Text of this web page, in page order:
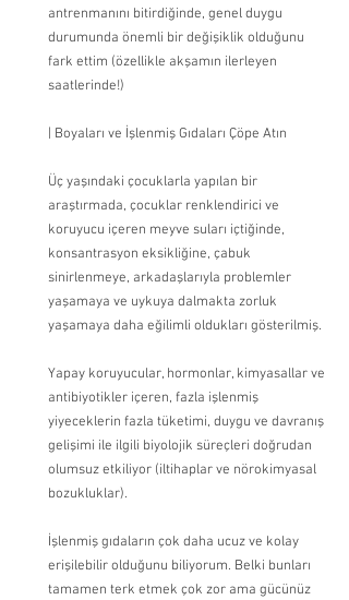
antrenmanını bitirdiğinde, genel duygu
durumunda önemli bir değişiklik olduğunu
fark ettim (özellikle akşamın ilerleyen
saatlerinde!)
| Boyaları ve İşlenmiş Gıdaları Çöpe Atın
Üç yaşındaki çocuklarla yapılan bir
araştırmada, çocuklar renklendirici ve
koruyucu içeren meyve suları içtiğinde,
konsantrasyon eksikliğine, çabuk
sinirlenmeye, arkadaşlarıyla problemler
yaşamaya ve uykuya dalmakta zorluk
yaşamaya daha eğilimli oldukları gösterilmiş.
Yapay koruyucular, hormonlar, kimyasallar ve
antibiyotikler içeren, fazla işlenmiş
yiyeceklerin fazla tüketimi, duygu ve davranış
gelişimi ile ilgili biyolojik süreçleri doğrudan
olumsuz etkiliyor (iltihaplar ve nörokimyasal
bozukluklar).
İşlenmiş gıdaların çok daha ucuz ve kolay
erişilebilir olduğunu biliyorum. Belki bunları
tamamen terk etmek çok zor ama gücünüz